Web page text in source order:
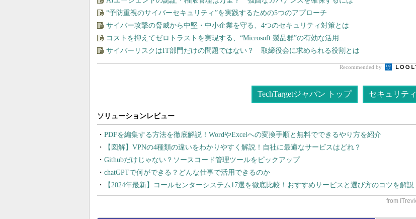
“予防重視のサイバーセキュリティ”を実践するための5つのアプローチ
サイバー攻撃の脅威から中堅・中小企業を守る、4つのセキュリティ対策とは
コストを抑えてゼロトラストを実現する、“Microsoft 製品群”の有効な活用...
サイバーリスクはIT部門だけの問題ではない？ 取締役会に求められる役割とは
Recommended by
TechTargetジャパン トップ セキュリティ
PDFを編集する方法を徹底解説！WordやExcelへの変換手順と無料でできるやり方を紹介
【図解】VPNの4種類の違いをわかりやすく解説！自社に最適なサービスはどれ？
Githubだけじゃない？ソースコード管理ツールをピックアップ
chatGPTで何ができる？どんな仕事で活用できるのか
【2024年最新】コールセンターシステム17選を徹底比較！おすすめサービスと選び方のコツを解説